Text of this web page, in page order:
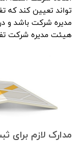
تواند تعیین کند
مدیره شرکت باشد و
هیئت مدیره شرکت
مدارک لازم